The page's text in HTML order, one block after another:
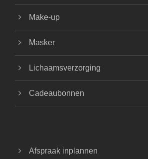
Make-up
Masker
Lichaamsverzorging
Cadeaubonnen
Afspraak inplannen